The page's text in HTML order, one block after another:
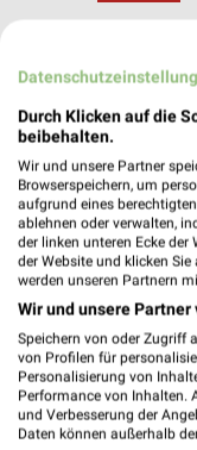
Durch Klicken auf die
beibehalten.
Wir und unsere Partner
Browserspeichern, um
aufgrund eines
ablehnen oder verwalten,
der linken unteren Ecke
der Website und klicken
werden unseren Partnern
Wir und unsere
Speichern von oder Zugriff
von Profilen für
Personalisierung von
Performance von Inhalten.
und Verbesserung der
Daten können außerhalb